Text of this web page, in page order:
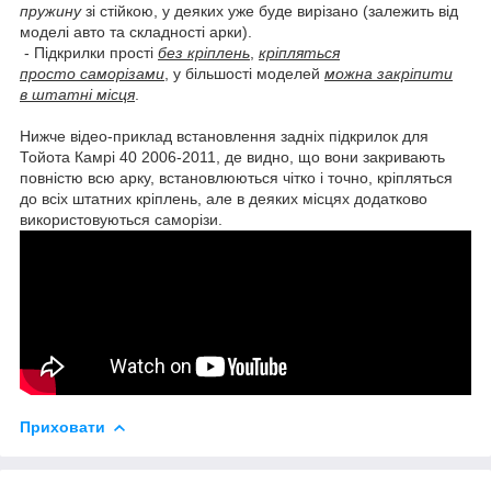
пружинузі стійкою, у деяких уже буде вирізано (залежить від
моделі авто та складності арки).
- Підкрилки прості без кріплень кріпляться
просто саморізами , у більшості моделей можна закріпити
в штатні місця
Нижче відео-приклад встановлення задніх підкрилок для
Тойота Камрі 40 2006-2011, де видно, що вони закривають
повністю всю арку, встановлюються чітко і точно, кріпляться
до всіх штатних кріплень, але в деяких місцях додатково
використовуються саморізи.
Приховати